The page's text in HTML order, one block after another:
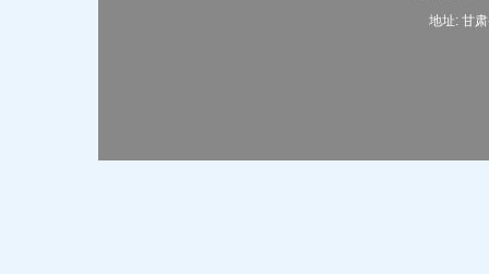
地址: 甘